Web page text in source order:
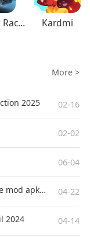
CarX Drift Racing 3 Kardmi
More >
2025 02-16
02-02
06-04
Best Supermarket Simulator Game mod apk for Android 04-22
2024 04-14